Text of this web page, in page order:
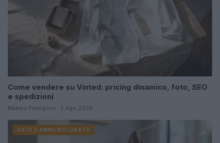
Come vendere su Vinted: pricing dinamico, foto, SEO
e spedizioni
Matteo Pellegrino · 5 Ago 2026
ASTE E ANNUNCI USATO